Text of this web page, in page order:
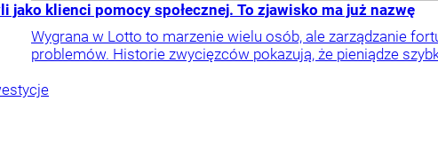
jako klienci pomocy społecznej. To zjawisko ma już nazwę
Wygrana w Lotto to marzenie wielu osób, ale zarządzanie
problemów. Historie zwycięzców pokazują, że pieniądze